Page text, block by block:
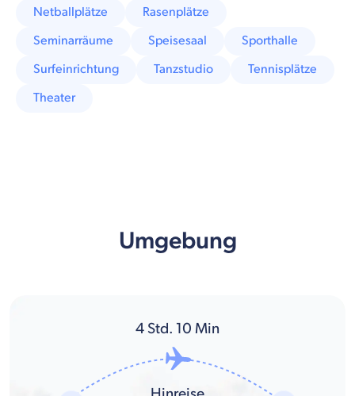
Netballplätze
Rasenplätze
Seminarräume
Speisesaal
Sporthalle
Surfeinrichtung
Tanzstudio
Tennisplätze
Theater
Umgebung
4 Std. 10 Min